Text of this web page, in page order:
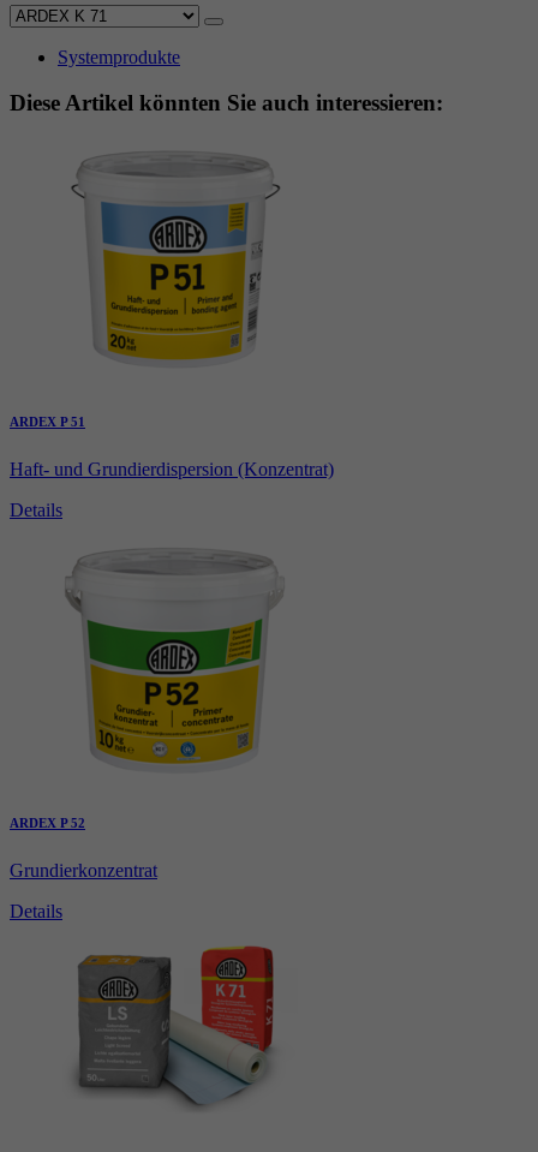
Systemprodukte
Diese Artikel könnten Sie auch interessieren:
ARDEX P 51
Haft- und Grundierdispersion (Konzentrat)
Details
ARDEX P 52
Grundierkonzentrat
Details